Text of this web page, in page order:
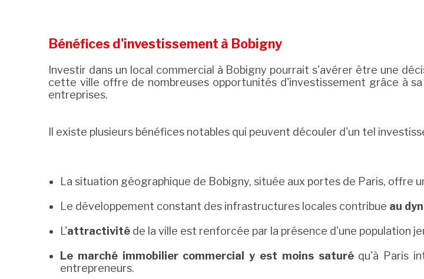
Bénéfices d'investissement à Bobigny
Investir dans un local commercial à Bobigny pourrait s'avérer être une
cette ville offre de nombreuses opportunités d'investissement grâce à
entreprises.
Il existe plusieurs bénéfices notables qui peuvent découler d'un tel
La situation géographique de Bobigny, située aux portes de Paris, offre
Le développement constant des infrastructures locales contribue au
L'attractivité de la ville est renforcée par la présence d'une population
Le marché immobilier commercial y est moins saturéqu'à Paris
entrepreneurs.